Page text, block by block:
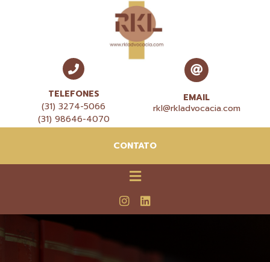
TELEFONES
(31) 3274-5066
(31) 98646-4070
EMAIL
rkl@rkladvocacia.com
CONTATO